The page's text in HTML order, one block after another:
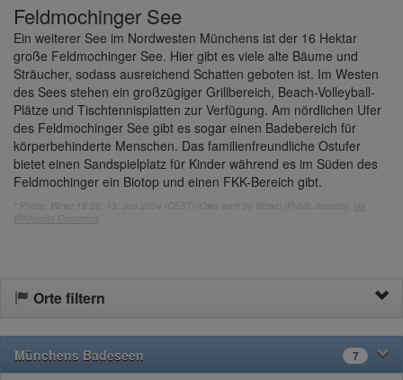
Feldmochinger See
Ein weiterer See im Nordwesten Münchens ist der 16 Hektar
große Feldmochinger See. Hier gibt es viele alte Bäume und
Sträucher, sodass ausreichend Schatten geboten ist. Im Westen
des Sees stehen ein großzügiger Grillbereich, Beach-Volleyball-
Plätze und Tischtennisplatten zur Verfügung. Am nördlichen Ufer
des Feldmochinger See gibt es sogar einen Badebereich für
körperbehinderte Menschen. Das familienfreundliche Ostufer
bietet einen Sandspielplatz für Kinder während es im Süden des
Feldmochinger ein Biotop und einen FKK-Bereich gibt.
* Photo: Wzwz 18:26, 13. Jun 2004 (CEST) (Own work by Wzwz) [Public domain],
Wikimedia Commons
Orte filtern
Münchens Badeseen 7